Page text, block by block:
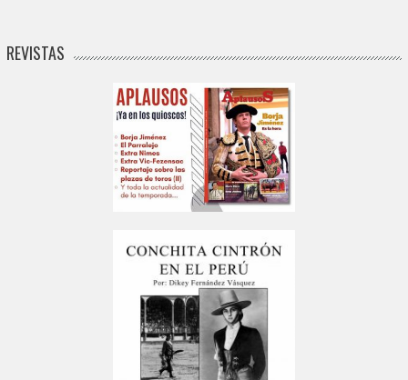
REVISTAS